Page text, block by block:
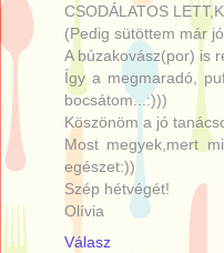
CSODÁLATOS
(Pedig sütöttem már
A búzakovász(por) is
Így a megmaradó,
bocsátom...:)))
Köszönöm a jó
Most megyek,mert
egészet:))
Szép hétvégét!
Olívia
Válasz